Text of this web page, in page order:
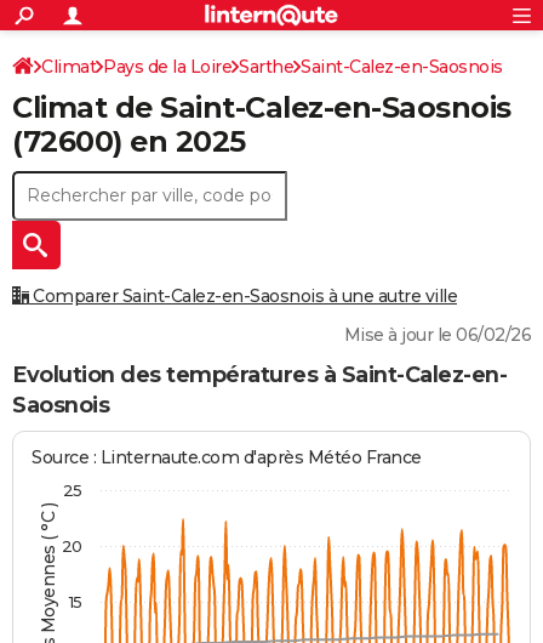
ACTUALITÉS
Politique
Société
Faits Divers
Education
Monde
Villes
+
SPORT
Coupe du monde 2026
Football
Tennis
Cyclisme
Rugby
Forum
Programme TV
TNT
Streaming
Cinéma
Sorties cinéma
Musique
+
FINANCE
Retraite
Impôts
Epargne
Immobilier
Risques naturels par ville
Banque
Assurance
Crédit
AUTO
Essais
Réserver un essai
Citadines
Berlines
SUV
Forum auto
+
HIGH-TECH
Forum
Aménagement intérieur
Extérieur
Cuisine
Salle de bains
Jardinage
Rangement
+WEEK-END
Guides de France
Escapades
Patrimoine
Expositions
Musées
Week-end nature
+
Art de vivre
Bien-être
Loisirs
Mode
Modes de vie
Alimentation
Guide de la santé
Maladies
Médicaments
Sommeil
VOYAGE
Destinations
City break
Voyage nature
Voyage de noces
Forum
Climat
PHOTO
GUIDES D'ACHAT
Rechercher
S'inscrire
Connexion
Climat Pays de la Loire Sarthe Saint-Calez-en-Saosnois
Climat de Saint-Calez-en-Saosnois
(72600) en 2025
Comparer Saint-Calez-en-Saosnois à une autre ville
Mise à jour le 06/02/26
Evolution des températures à Saint-Calez-en-
Saosnois
Source : Linternaute.com d'après Météo France
15
20
25